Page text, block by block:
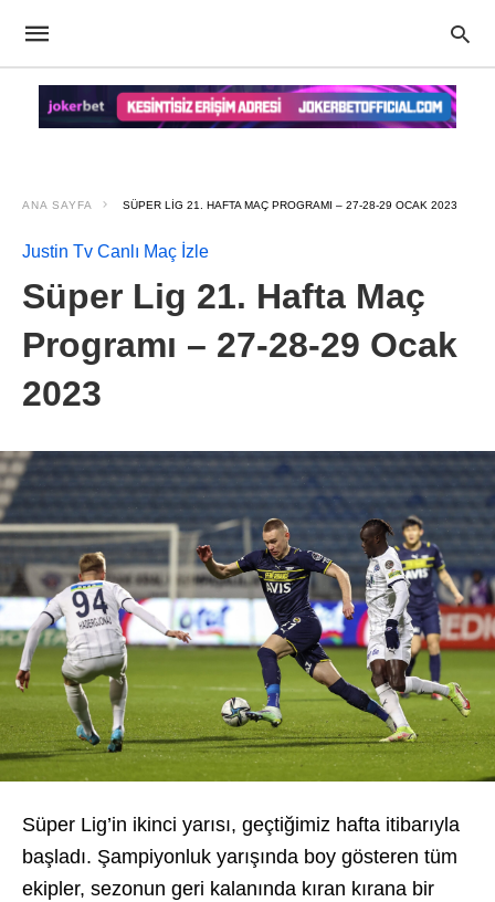
ANA SAYFA SÜPER LIG 21. HAFTA MAÇ PROGRAMI – 27-28-29 OCAK 2023
Justin Tv Canlı Maç İzle
Süper Lig 21. Hafta Maç
Programı – 27-28-29 Ocak
2023
Süper Lig’in ikinci yarısı, geçtiğimiz hafta itibarıyla
başladı. Şampiyonluk yarışında boy gösteren tüm
ekipler, sezonun geri kalanında kıran kırana bir